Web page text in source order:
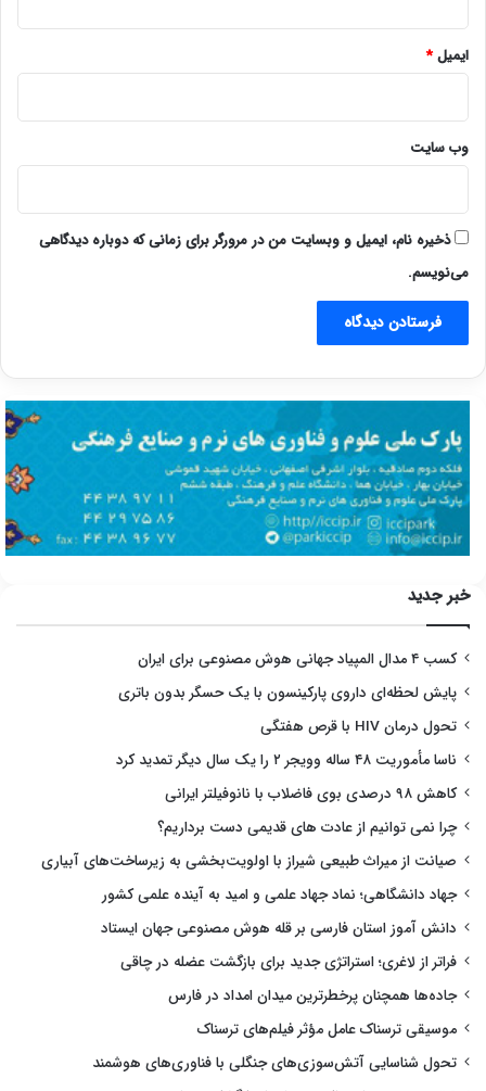
ایمیل*
وب‌ سایت
ذخیره نام، ایمیل و وبسایت من در مرورگر برای زمانی که دوباره دیدگاهی
می‌نویسم.
خبر جدید
کسب ۴ مدال المپیاد جهانی هوش مصنوعی برای ایران
پایش لحظه‌ای داروی پارکینسون با یک حسگر بدون باتری
تحول درمان HIV با قرص هفتگی
ناسا مأموریت ۴۸ ساله وویجر ۲ را یک سال دیگر تمدید کرد
کاهش ۹۸ درصدی بوی فاضلاب با نانوفیلتر ایرانی
چرا نمی توانیم از عادت های قدیمی دست برداریم؟
صیانت از میراث طبیعی شیراز با اولویت‌بخشی به زیرساخت‌های آبیاری
جهاد دانشگاهی؛ نماد جهاد علمی و امید به آینده علمی کشور
دانش آموز استان فارسی بر قله هوش مصنوعی جهان ایستاد
فراتر از لاغری؛ استراتژی جدید برای بازگشت عضله در چاقی
جاده‌ها همچنان پرخطرترین میدان امداد در فارس
موسیقی ترسناک عامل مؤثر فیلم‌های ترسناک
تحول شناسایی آتش‌سوزی‌های جنگلی با فناوری‌های هوشمند